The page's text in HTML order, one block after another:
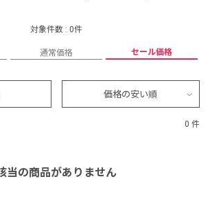
対象件数 : 0件
通常価格 セール価格
価格の安い順
0 件
当の商品がありません